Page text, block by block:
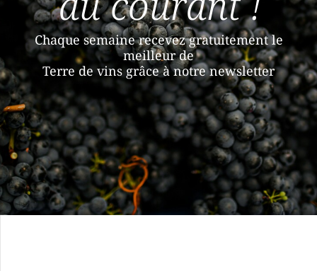
Chaque semaine recevez gratuitement le
meilleur de
Terre de vins grâce à notre newsletter